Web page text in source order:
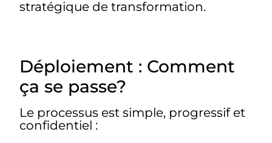
stratégique de transformation.
Déploiement : Comment
ça se passe?
Le processus est simple, progressif et
confidentiel :